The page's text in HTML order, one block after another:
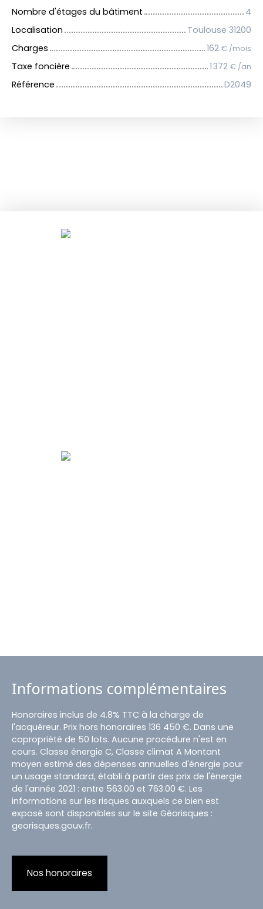
Nombre d'étages du bâtiment
4
Localisation
Toulouse 31200
Charges
162 € /mois
Taxe foncière 1 372 € /an
Référence D2049
Informations complémentaires
Honoraires inclus de 4.8% TTC à la charge de
l'acquéreur. Prix hors honoraires 136 450 €. Dans une
copropriété de 50 lots. Aucune procédure n'est en
cours. Classe énergie C, Classe climat A Montant
moyen estimé des dépenses annuelles d'énergie pour
un usage standard, établi à partir des prix de l'énergie
de l'année 2021 : entre 563.00 et 763.00 €. Les
informations sur les risques auxquels ce bien est
exposé sont disponibles sur le site Géorisques :
georisques.gouv.fr.
Nos honoraires